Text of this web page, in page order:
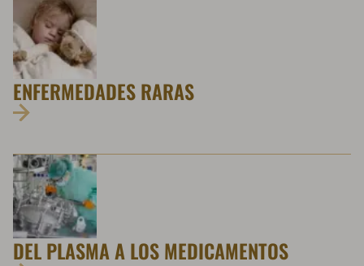
ENFERMEDADES RARAS
DEL PLASMA A LOS MEDICAMENTOS